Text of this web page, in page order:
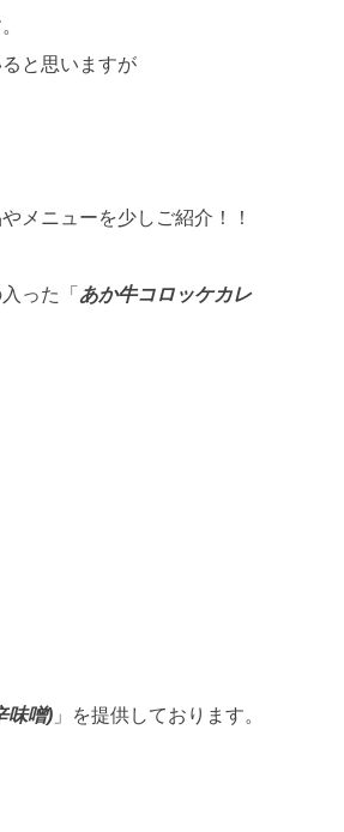
と思いますが
やメニューを少しご紹介！！
った「 あか牛コロッケカレ
味噌) 」を提供しております。